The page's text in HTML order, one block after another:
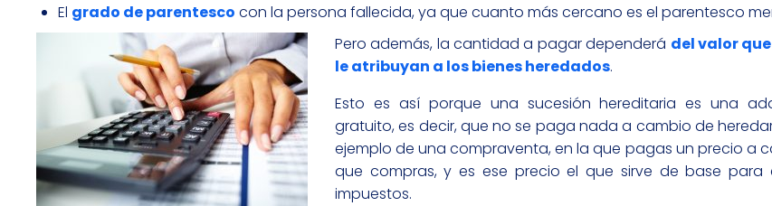
El grado de parentesco con la persona fallecida, ya que cuanto más cercano es el parentesco
Pero además, la cantidad a pagar dependerá del valor
le atribuyan a los bienes heredados.
Esto es así porque una sucesión hereditaria es una
gratuito, es decir, que no se paga nada a cambio de
ejemplo de una compraventa, en la que pagas un precio a
que compras, y es ese precio el que sirve de base para
impuestos.